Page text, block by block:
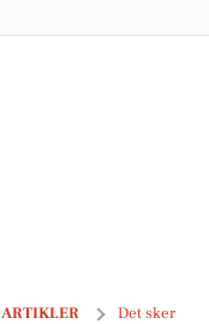
ARTIKLER Det sker
Musikalsk foredrag om